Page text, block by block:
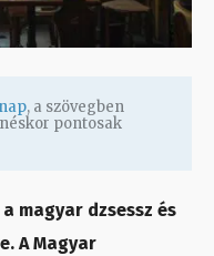
, a szövegben
pontosak
magyar dzsessz és
A Magyar